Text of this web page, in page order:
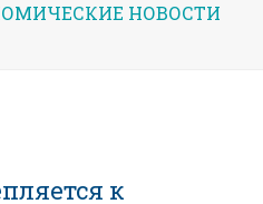
НОВОСТИ
к